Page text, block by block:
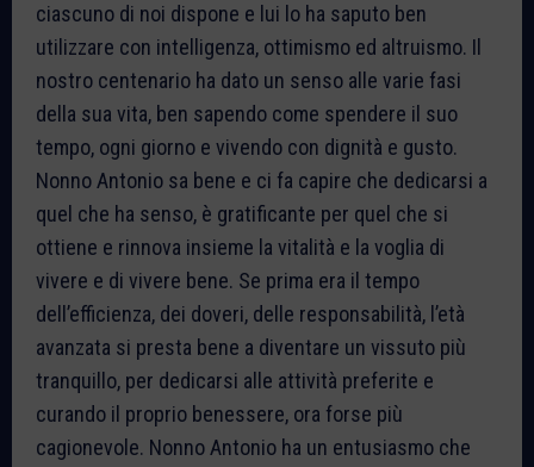
ciascuno di noi dispone e lui lo ha saputo ben
utilizzare con intelligenza, ottimismo ed altruismo. Il
nostro centenario ha dato un senso alle varie fasi
della sua vita, ben sapendo come spendere il suo
tempo, ogni giorno e vivendo con dignità e gusto.
Nonno Antonio sa bene e ci fa capire che dedicarsi a
quel che ha senso, è gratificante per quel che si
ottiene e rinnova insieme la vitalità e la voglia di
vivere e di vivere bene. Se prima era il tempo
dell’efficienza, dei doveri, delle responsabilità, l’età
avanzata si presta bene a diventare un vissuto più
tranquillo, per dedicarsi alle attività preferite e
curando il proprio benessere, ora forse più
cagionevole. Nonno Antonio ha un entusiasmo che